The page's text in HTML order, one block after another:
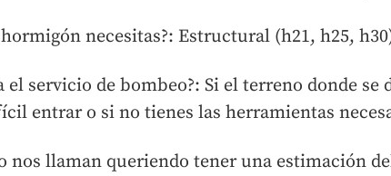
hormigón necesitas?: Estructural (h21, h25,
el servicio de bombeo?: Si el terreno donde
entrar o si no tienes las herramientas
nos llaman queriendo tener una estimación